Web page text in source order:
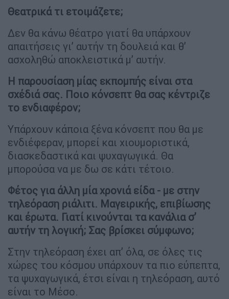
Θεατρικά τι ετοιμάζετε;
Δεν θα κάνω θέατρο γιατί θα υπάρχουν
απαιτήσεις γι’ αυτήν τη δουλειά και θ’
ασχοληθώ αποκλειστικά μ’ αυτήν.
Η παρουσίαση μίας εκπομπής είναι στα
σχέδιά σας. Ποιο κόνσεπτ θα σας κέντριζε
το ενδιαφέρον;
Υπάρχουν κάποια ξένα κόνσεπτ που θα με
ενδιέφεραν, μπορεί και χιουμοριστικά,
διασκεδαστικά και ψυχαγωγικά. Θα
μπορούσα να με δω σε κάτι τέτοιο.
Φέτος για άλλη μία χρονιά είδα - με στην
τηλεόραση ριάλιτι. Μαγειρικής, επιβίωσης
και έρωτα. Γιατί κινούνται τα κανάλια σ’
αυτήν τη λογική; Σας βρίσκει σύμφωνο;
Στην τηλεόραση έχει απ’ όλα, σε όλες τις
χώρες του κόσμου υπάρχουν τα πιο εύπεπτα,
τα ψυχαγωγικά, έτσι είναι η τηλεόραση, αυτό
είναι το Μέσο.